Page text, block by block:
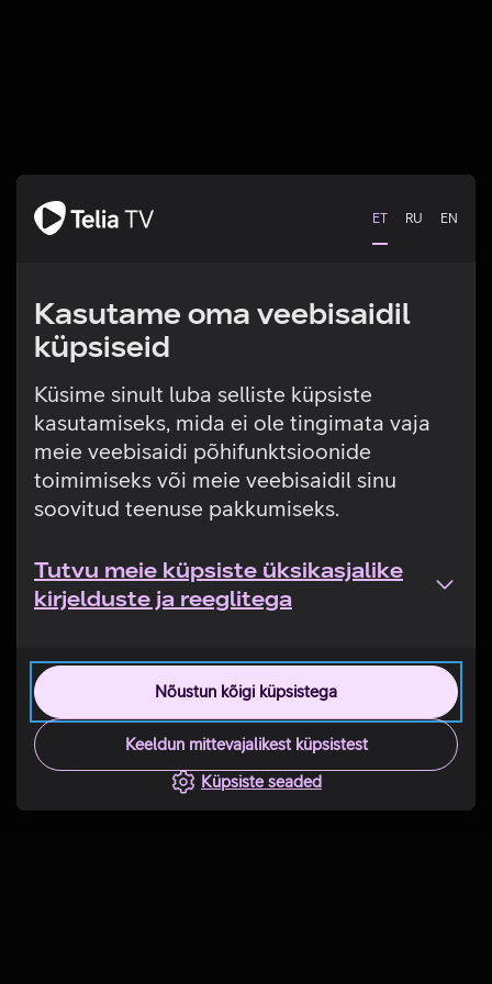
ET RU EN
Kasutame oma veebisaidil
küpsiseid
Küsime sinult luba selliste küpsiste
kasutamiseks, mida ei ole tingimata vaja
meie veebisaidi põhifunktsioonide
toimimiseks või meie veebisaidil sinu
soovitud teenuse pakkumiseks.
Tutvu meie küpsiste üksikasjalike
kirjelduste ja reeglitega
Nõustun kõigi küpsistega
Keeldun mittevajalikest küpsistest
Küpsiste seaded
Tehniline viga